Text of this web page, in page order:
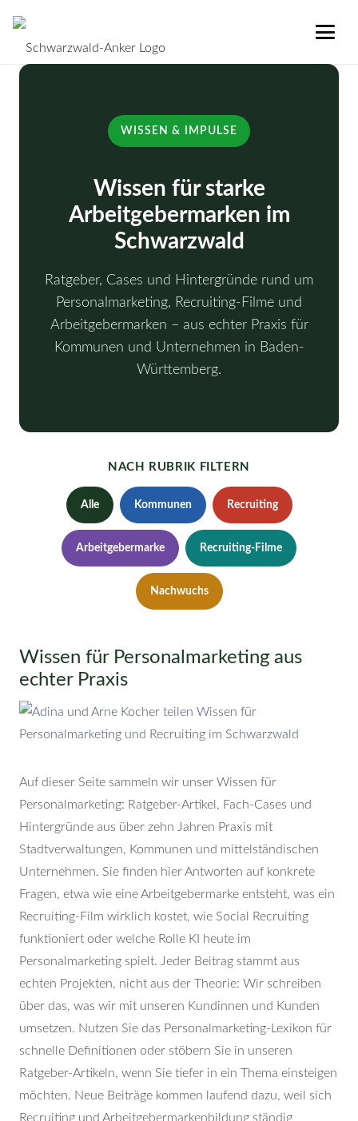
WISSEN & IMPULSE
Wissen für starke
Arbeitgebermarken im
Schwarzwald
Ratgeber, Cases und Hintergründe rund um
Personalmarketing, Recruiting-Filme und
Arbeitgebermarken – aus echter Praxis für
Kommunen und Unternehmen in Baden-
Württemberg.
NACH RUBRIK FILTERN
Alle Kommunen Recruiting
Arbeitgebermarke Recruiting-Filme
Nachwuchs
Wissen für Personalmarketing aus
echter Praxis
Auf dieser Seite sammeln wir unser Wissen für
Personalmarketing: Ratgeber-Artikel, Fach-Cases und
Hintergründe aus über zehn Jahren Praxis mit
Stadtverwaltungen, Kommunen und mittelständischen
Unternehmen. Sie finden hier Antworten auf konkrete
Fragen, etwa wie eine Arbeitgebermarke entsteht, was ein
Recruiting-Film wirklich kostet, wie Social Recruiting
funktioniert oder welche Rolle KI heute im
Personalmarketing spielt. Jeder Beitrag stammt aus
echten Projekten, nicht aus der Theorie: Wir schreiben
über das, was wir mit unseren Kundinnen und Kunden
umsetzen. Nutzen Sie das Personalmarketing-Lexikon für
schnelle Definitionen oder stöbern Sie in unseren
Ratgeber-Artikeln, wenn Sie tiefer in ein Thema einsteigen
möchten. Neue Beiträge kommen laufend dazu, weil sich
Recruiting und Arbeitgebermarkenbildung ständig